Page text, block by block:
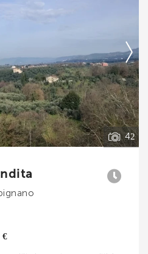
42
i dettagli
€
accettato itermini e
simili da Immobiliare Chiara